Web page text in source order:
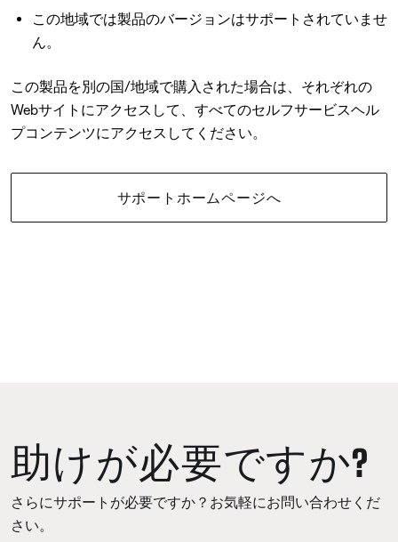
この地域では製品のバージョンはサポートされていませ
ん。
この製品を別の国/地域で購入された場合は、それぞれの
Webサイトにアクセスして、すべてのセルフサービスヘル
プコンテンツにアクセスしてください。
サポートホームページへ
助けが必要ですか?
さらにサポートが必要ですか？お気軽にお問い合わせくだ
さい。